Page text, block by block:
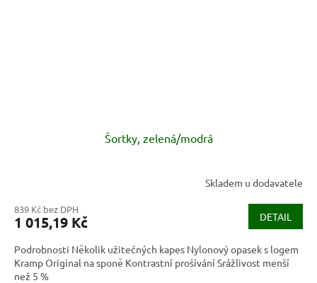
Šortky, zelená/modrá
Skladem u dodavatele
839 Kč bez DPH
1 015,19 Kč DETAIL
Podrobnosti Několik užitečných kapes Nylonový opasek s logem
Kramp Original na sponě Kontrastní prošívání Srážlivost menší
než 5 %